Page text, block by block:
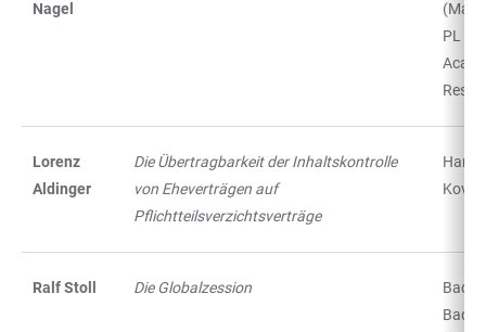
Nagel
PL
Lorenz
Aldinger
Die Übertragbarkeit der Inhaltskontrolle
von Eheverträgen auf
Pflichtteilsverzichtsverträge
Kovač
Ralf Stoll Die Globalzession